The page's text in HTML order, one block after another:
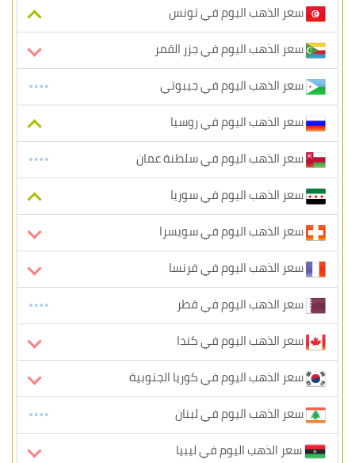
سعر الذهب اليوم في تونس
سعر الذهب اليوم في جزر القمر
سعر الذهب اليوم في جيبوتي
سعر الذهب اليوم في روسيا
سعر الذهب اليوم في سلطنة عمان
سعر الذهب اليوم في سوريا
سعر الذهب اليوم في سويسرا
سعر الذهب اليوم في فرنسا
سعر الذهب اليوم في قطر
سعر الذهب اليوم في كندا
سعر الذهب اليوم في كوريا الجنوبية
سعر الذهب اليوم في لبنان
سعر الذهب اليوم في ليبيا